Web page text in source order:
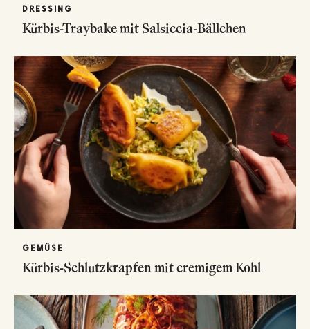
DRESSING
Kürbis-Traybake mit Salsiccia-Bällchen
GEMÜSE
Kürbis-Schlutzkrapfen mit cremigem Kohl